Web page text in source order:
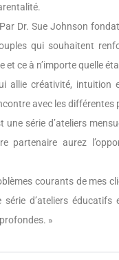
Dr. Sue Johnson
qui souhaitent
ce à n’importe quelle
allie créativité, intuition
avec les différentes
une série d’ateliers
partenaire aurez
courants de mes
d’ateliers éducatifs
»